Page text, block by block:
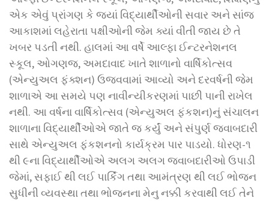
એક એવું પ્રાંગણ કે જ્યાં વિદ્યાર્થીઓની સવાર અને સાંજ
આકાશમાં લહેરાતા પક્ષીઓની જેમ ક્યાં વીતી જાય છે તે
ખબર પડતી નથી. હાલમાં આ વર્ષે આલ્ફા ઈન્ટરનેશનલ
સ્કૂલ, ઓગણજ, અમદાવાદ ખાતે શાળાનો વાર્ષિકોત્સવ
(એન્યુઅલ ફંક્શન) ઉજવવામાં આવ્યો અને દરવર્ષની જેમ
શાળાએ આ સમયે પણ નાવીન્યીકરણમાં પાછી પાની રાખેલ
નથી. આ વર્ષના વાર્ષિકોત્સવ (એન્યુઅલ ફંકશન)નું સંચાલન
શાળાના વિદ્યાર્થીઓએ જાતે જ કર્યું અને સંપુર્ણ જવાબદારી
સાથે એન્યુઅલ ફંકશનનો કાર્યક્રમ પાર પાડયો. ધોરણ-૧
થી ૯ના વિદ્યાર્થીઓએ અલગ અલગ જવાબદારીઓ ઉપાડી
જેમાં, સફાઈ થી લઈ પાર્કિંગ તથા આમંત્રણ થી લઈ ભોજન
સુધીની વ્યવસ્થા તથા ભોજનના મેનુ નક્કી કરવાથી લઈ તેને